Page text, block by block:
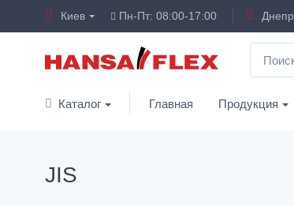
Киев Пн-Пт: 08:00-17:00 Днепр
Каталог Главная Продукция
JIS